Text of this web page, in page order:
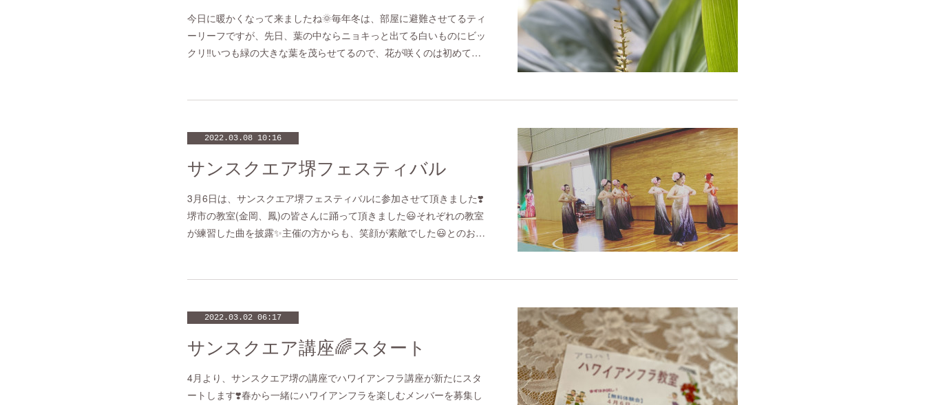
今日に暖かくなって来ましたね🌞毎年冬は、部屋に避難させてるティ
ーリーフですが、先日、葉の中ならニョキっと出てる白いものにビッ
クリ‼️いつも緑の大きな葉を茂らせてるので、花が咲くのは初めて…
2022.03.08 10:16
サンスクエア堺フェスティバル
3月6日は、サンスクエア堺フェスティバルに参加させて頂きました❣️
堺市の教室(金岡、鳳)の皆さんに踊って頂きました😃それぞれの教室
が練習した曲を披露✨主催の方からも、笑顔が素敵でした😃とのお…
2022.03.02 06:17
サンスクエア講座🌈スタート
4月より、サンスクエア堺の講座でハワイアンフラ講座が新たにスタ
ートします❣️春から一緒にハワイアンフラを楽しむメンバーを募集し